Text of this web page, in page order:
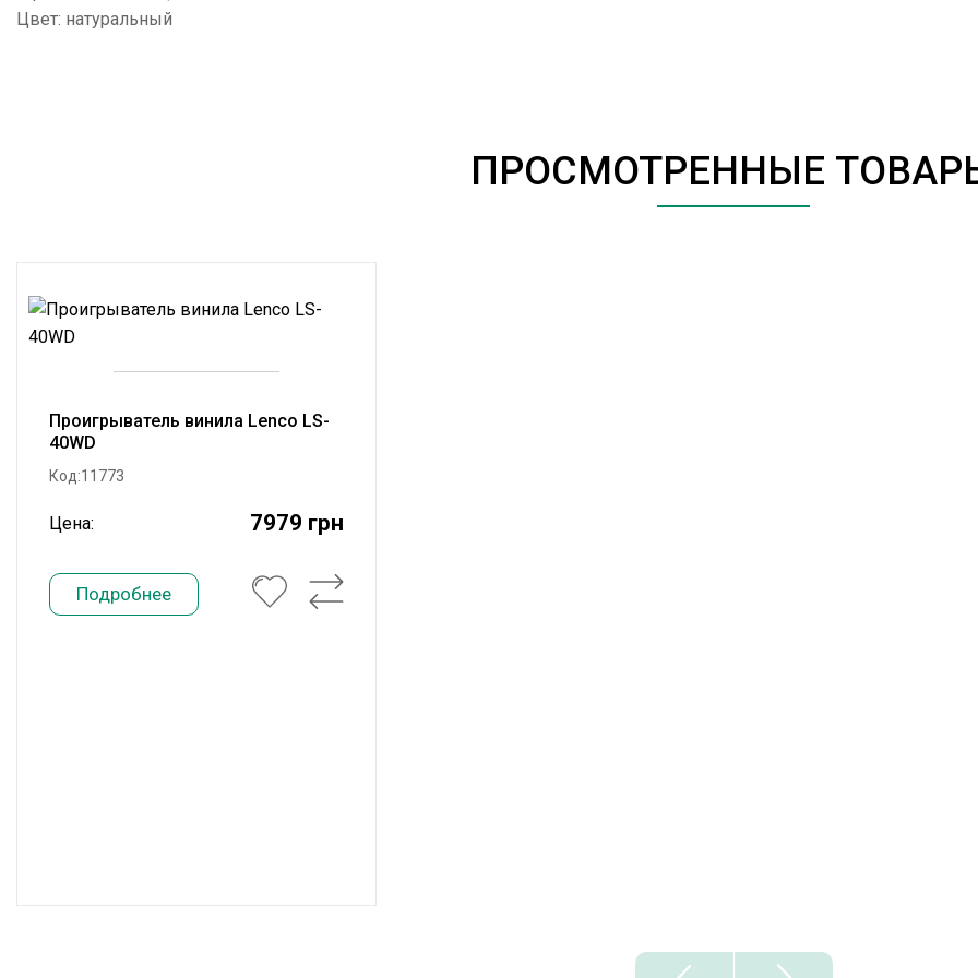
Цвет: натуральный
ПРОСМОТРЕННЫЕ
Проигрыватель винила Lenco LS-
40WD
Код:11773
Цена: 7979 грн
Подробнее